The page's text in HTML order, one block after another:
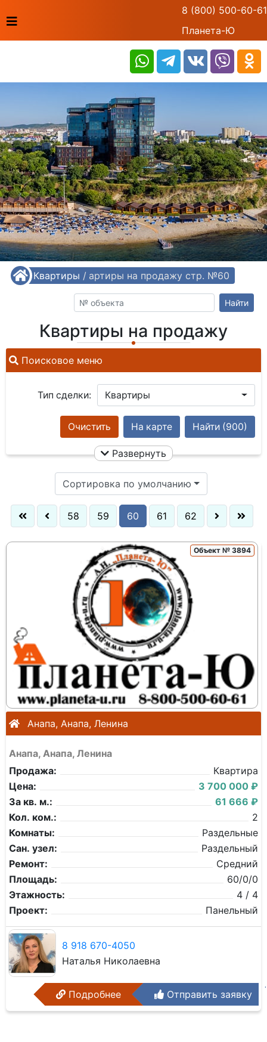
8 (800) 500-60-61
Планета-Ю
/ Квартиры /
Квартиры на продажу стр. №60
Найти
Квартиры на продажу
Поисковое меню
Тип сделки: Квартиры
Найти (900)
На карте
Очистить
Развернуть
Сортировка по умолчанию
58 59 60 61 62
Объект № 3894
Анапа, Анапа, Ленина
Анапа, Анапа, Ленина
Продажа:
Квартира
Цена:
3 700 000 ₽
За кв. м.:
61 666 ₽
Кол. ком.:
2
Комнаты:
Раздельные
Сан. узел:
Раздельный
Ремонт:
Средний
Площадь:
60/0/0
Этажность:
4 / 4
Проект:
Панельный
8 918 670-4050
Наталья Николаевна
Подробнее Отправить заявку